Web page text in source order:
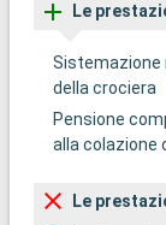
Le
Sistemazione
della crociera
Pensione
alla colazione
Le